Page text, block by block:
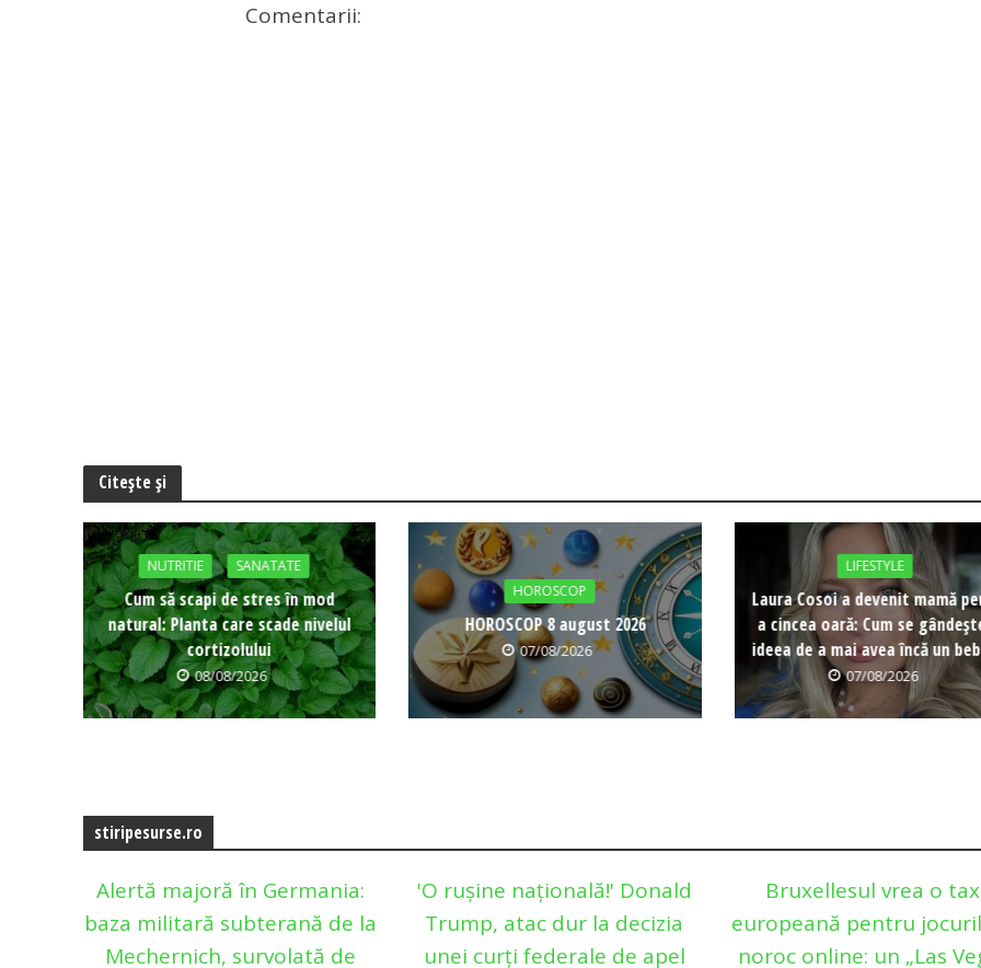
Comentarii:
Citește și
NUTRITIE SANATATE
Cum să scapi de stres în mod
natural: Planta care scade nivelul
cortizolului
08/08/2026
HOROSCOP
HOROSCOP 8 august 2026
07/08/2026
LIFESTYLE
Laura Cosoi a devenit mamă
a cincea oară: Cum se
ideea de a mai avea încă un
07/08/2026
stiripesurse.ro
Alertă majoră în Germania:
baza militară subterană de la
Mechernich, survolată de
'O rușine națională!' Donald
Trump, atac dur la decizia
unei curți federale de apel
Bruxellesul vrea o
europeană pentru
noroc online: un „Las